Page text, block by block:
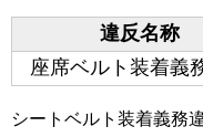
違反名称
座席ベルト装着義
シートベルト装着義務